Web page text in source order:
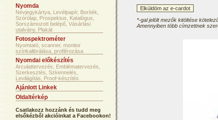
Nyomda
Névjegykártya, Levélpapír, Boríték,
Szórólap, Prospektus, Katalógus,
Sorszámozott belépő, Vásárlási
utalvány, Plakát
Fotospektrométer
Nyomtató, scanner, monitor
színkalibrálása, profilírozása
Nyomdai előkészítés
Arculattervezés, Emblématervezés,
Szerkesztés, Szkennelés,
Levilágítás, Proof-készítés
Ajánlott Linkek
Oldaltérkép
Csatlakozz hozzánk és tudd meg
elsőkézből akcióinkat a Facebookon!
*-gal jelölt mezők kitöltése
Amennyiben több címzettnek